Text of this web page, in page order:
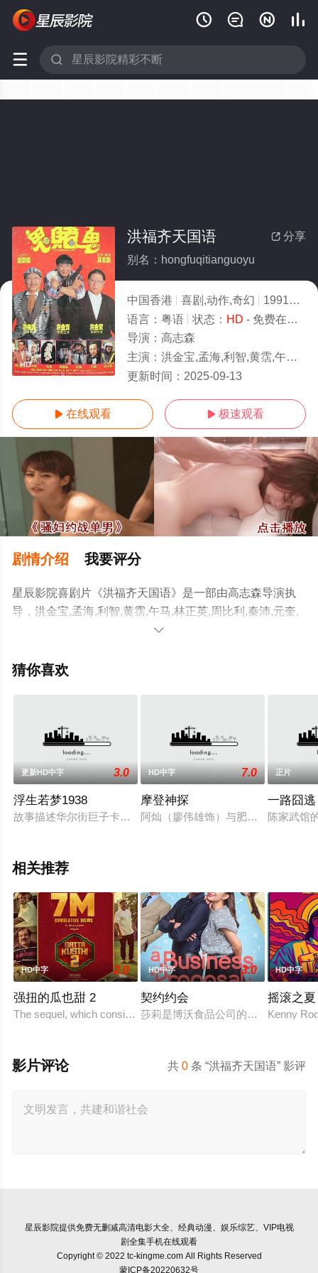
   
 
HD
 分享
洪福齐天国语
别名：hongfuqitianguoyu
中国香港 喜剧,动作,奇幻 1991
6.0
语言： 粤语 状态： HD - 免费在线观看
导演： 高志森
主演： 洪金宝,孟海,利智,黄霑,午马,林正英,周比利,秦沛,元奎,吴耀汉
更新时间： 2025-09-13
 在线观看  极速观看
剧情介绍 我要评分
星辰影院喜剧片《洪福齐天国语》是一部由高志森导演执
导，洪金宝,孟海,利智,黄霑,午马,林正英,周比利,秦沛,元奎,
吴耀汉等演员精彩演绎的中国香港电影，手机免费观看高
可移步至豆瓣电影、电视猫或剧情网等平台了解。

猜你喜欢
更新HD中字 3.0
浮生若梦1938
故事描述华尔街巨子卡比为了赚钱而有意将工厂扩展到住宅区
HD中字 7.0
摩登神探
阿灿（廖伟雄饰）与肥则(郑则士饰)
正片
一路囧逃
陈家武馆
相关推荐
HD中字 2.0
强扭的瓜也甜 2
The sequel, which consists of consecutive events following the
HD中字 3.0
契约约会
莎莉是博沃食品公司的食品分析师，
HD中字
摇滚之夏
Kenny
共0 条 “洪福齐天国语” 影评
影片评论
星辰影院提供免费无删减高清电影大全、经典动漫、娱乐综艺、VIP电视
剧全集手机在线观看
Copyright © 2022 tc-kingme.com All Rights Reserved
蒙ICP备20220632号